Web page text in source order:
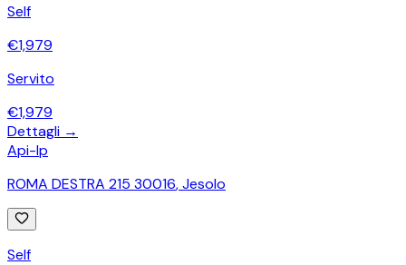
Self
€1,979
Servito
€1,979
Dettagli →
Api-Ip
ROMA DESTRA 215 30016,Jesolo
Self